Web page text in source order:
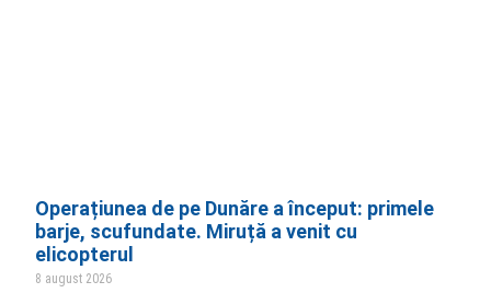
Operațiunea de pe Dunăre a început: primele
barje, scufundate. Miruță a venit cu
elicopterul
8 august 2026